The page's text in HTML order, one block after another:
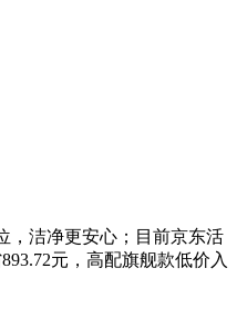
，洁净更安心；目前京东活
元，高配旗舰款低价入